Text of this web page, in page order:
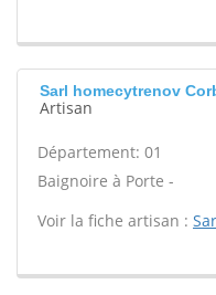
Sarl homecytrenov
Artisan
Département: 01
Baignoire à Porte -
Voir la fiche artisan :